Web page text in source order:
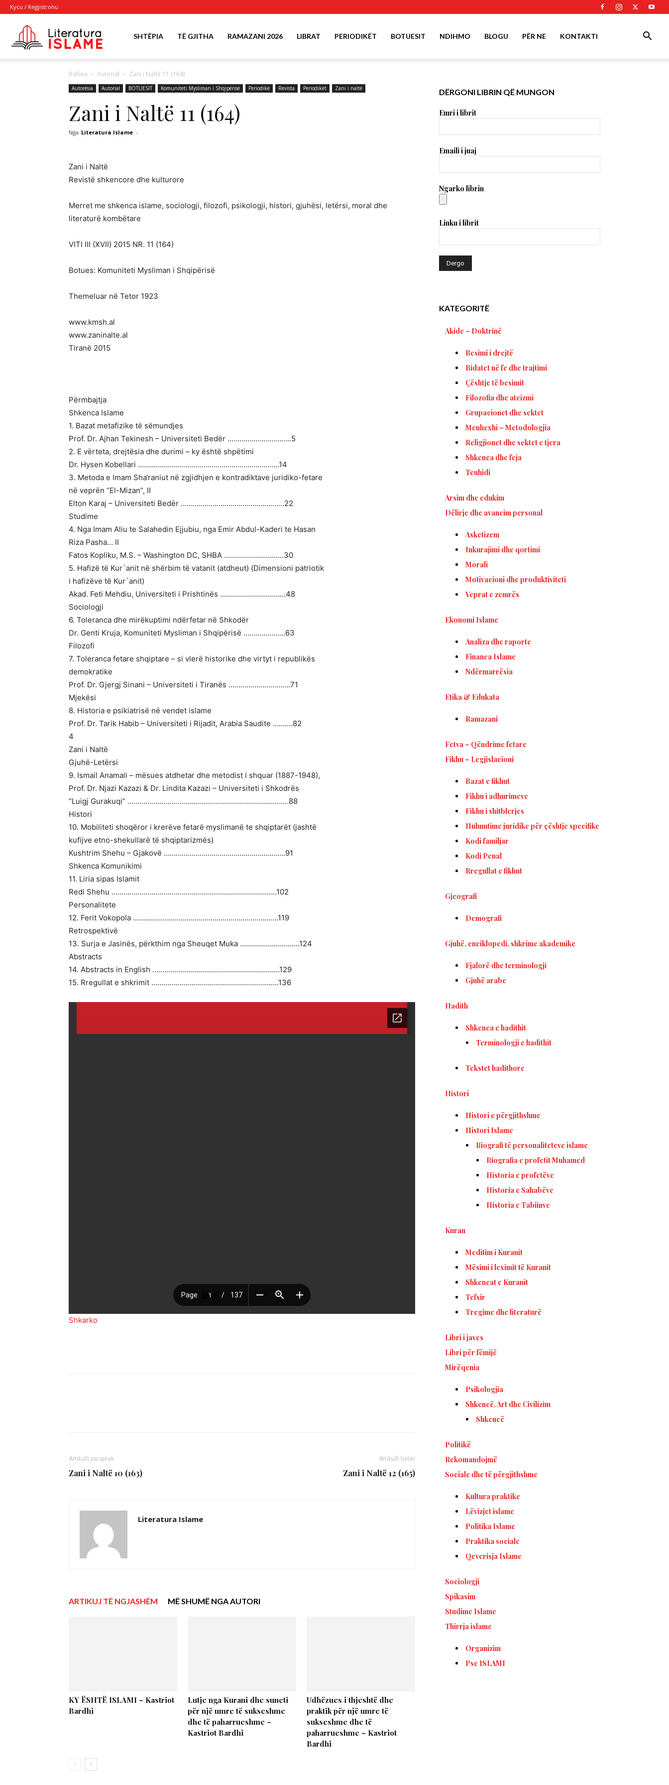
Kycu / Regjistrohu
LiteraturaSHTËPIA TË GJITHA RAMAZANI 2026 LIBRAT PERIODIKËT BOTUESIT NDIHMO BLOGU PËR NE KONTAKTI
Ballina Autorial Zani i Naltë 11 (164)
Autorësia Autorial BOTUESIT Komuniteti Mysliman i Shqipërisë Periodikë Revista Periodikët Zani i naltë
Zani i Naltë 11 (164)
Nga Literatura Islame -
Zani i Naltë
Revistë shkencore dhe kulturore
Merret me shkenca islame, sociologji, filozofi, psikologji, histori, gjuhësi, letërsi, moral dhe
literaturë kombëtare
VITI III (XVII) 2015 NR. 11 (164)
Botues: Komuniteti Mysliman i Shqipërisë
Themeluar në Tetor 1923
www.kmsh.al
www.zaninalte.al
Tiranë 2015
Përmbajtja
Shkenca Islame
1. Bazat metafizike të sëmundjes
Prof. Dr. Ajhan Tekinesh – Universiteti Bedër …………………………..5
2. E vërteta, drejtësia dhe durimi – ky është shpëtimi
Dr. Hysen Kobellari ……………………………………………………………..14
3. Metoda e Imam Sha‘raniut në zgjidhjen e kontradiktave juridiko-fetare
në veprën “El-Mizan”, II
Elton Karaj – Universiteti Bedër …………………………………………….22
Studime
4. Nga Imam Aliu te Salahedin Ejjubiu, nga Emir Abdul-Kaderi te Hasan
Riza Pasha… II
Fatos Kopliku, M.S. – Washington DC, SHBA …………………………30
5. Hafizë të Kur`anit në shërbim të vatanit (atdheut) (Dimensioni patriotik
i hafizëve të Kur`anit)
Akad. Feti Mehdiu, Universiteti i Prishtinës ……………………………48
Sociologji
6. Toleranca dhe mirëkuptimi ndërfetar në Shkodër
Dr. Genti Kruja, Komuniteti Mysliman i Shqipërisë …………………63
Filozofi
7. Toleranca fetare shqiptare – si vlerë historike dhe virtyt i republikës
demokratike
Prof. Dr. Gjergj Sinani – Universiteti i Tiranës ………………………….71
Mjekësi
8. Historia e psikiatrisë në vendet islame
Prof. Dr. Tarik Habib – Universiteti i Rijadit, Arabia Saudite ……….82
4
Zani i Naltë
Gjuhë-Letërsi
9. Ismail Anamali – mësues atdhetar dhe metodist i shquar (1887-1948),
Prof. Dr. Njazi Kazazi & Dr. Lindita Kazazi – Universiteti i Shkodrës
“Luigj Gurakuqi” ………………………………………………………………………88
Histori
10. Mobiliteti shoqëror i krerëve fetarë myslimanë te shqiptarët (jashtë
kufijve etno-shekullarë të shqiptarizmës)
Kushtrim Shehu – Gjakovë …………………………………………………….91
Shkenca Komunikimi
11. Liria sipas Islamit
Redi Shehu ………………………………………………………………………..102
Personalitete
12. Ferit Vokopola ……………………………………………………………….119
Retrospektivë
13. Surja e Jasinës, përkthim nga Sheuqet Muka …………………………124
Abstracts
14. Abstracts in English ……………………………………………………….129
15. Rregullat e shkrimit ……………………………………………………….136
Shkarko
Artikulli paraprak
Zani i Naltë 10 (163)
Artikulli tjetër
Zani i Naltë 12 (165)
Literatura Islame
ARTIKUJ TË NGJASHËM MË SHUMË NGA AUTORI
KY ËSHTË ISLAMI – Kastriot
Bardhi
Lutje nga Kurani dhe suneti
për një umre të sukseshme
dhe të paharrueshme –
Kastriot Bardhi
Udhëzues i thjeshtë dhe
praktik për një umre të
sukseshme dhe të
paharrueshme – Kastriot
Bardhi
DËRGONI LIBRIN QË MUNGON
Emri i librit
Emaili i juaj
Ngarko librin
Linku i librit
KATEGORITË
Akide – Doktrinë
Besimi i drejtë
Bidatet në fe dhe trajtimi
Çështje të besimit
Filozofia dhe ateizmi
Grupacionet dhe sektet
Menhexhi – Metodologjia
Religjionet dhe sektet e tjera
Shkenca dhe feja
Teuhidi
Arsim dhe edukim
Dëlirje dhe avancim personal
Asketizem
Inkurajimi dhe qortimi
Morali
Motivacioni dhe produktiviteti
Veprat e zemrës
Ekonomi Islame
Analiza dhe raporte
Financa Islame
Ndërmarrësia
Etika & Edukata
Ramazani
Fetva – Qëndrime fetare
Fikhu – Legjislacioni
Bazat e fikhut
Fikhu i adhurimeve
Fikhu i shitblerjes
Hulumtime juridike për çështje specifike
Kodi familjar
Kodi Penal
Rregullat e fikhut
Gjeografi
Demografi
Gjuhë, enciklopedi, shkrime akademike
Fjalorë dhe terminologji
Gjuhë arabe
Hadith
Shkenca e hadithit
Terminologji e hadithit
Tekstet hadithore
Histori
Histori e përgjithshme
Histori Islame
Biografi të personaliteteve islame
Biografia e profetit Muhamed
Historia e profetëve
Historia e Sahabëve
Historia e Tabiinve
Kuran
Meditim i Kuranit
Mësimi i leximit të Kuranit
Shkencat e Kuranit
Tefsir
Tregime dhe literaturë
Libri i javes
Libri për fëmijë
Mirëqenia
Psikologjia
Shkencë, Art dhe Civilizim
Shkencë
Politikë
Rekomandojmë
Sociale dhe të përgjithshme
Kultura praktike
Lëvizjet islame
Politika Islame
Praktika sociale
Qeverisja Islame
Sociologji
Spikasim
Studime Islame
Thirrja islame
Organizim
Pse ISLAMI